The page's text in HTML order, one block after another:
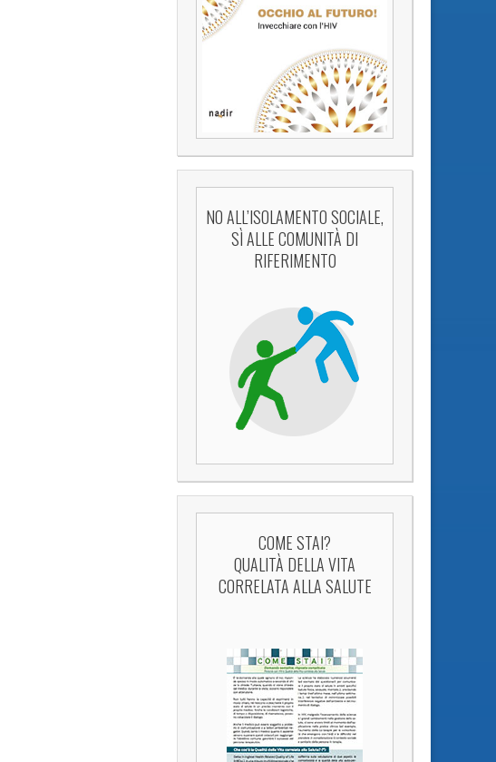
NO ALL’ISOLAMENTO SOCIALE,
SÌ ALLE COMUNITÀ DI
RIFERIMENTO
COME STAI?
QUALITÀ DELLA VITA
CORRELATA ALLA SALUTE